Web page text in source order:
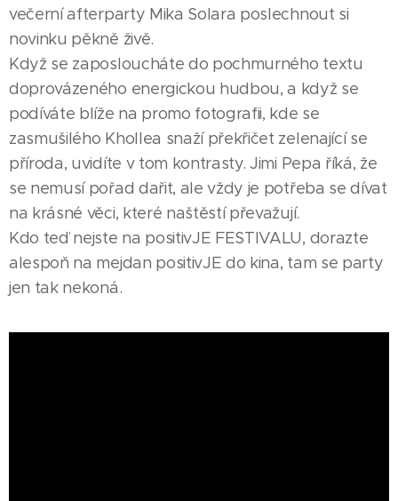
večerní afterparty Mika Solara poslechnout si
novinku pěkně živě.
Když se zaposloucháte do pochmurného textu
doprovázeného energickou hudbou, a když se
podíváte blíže na promo fotografii, kde se
zasmušilého Khollea snaží překřičet zelenající se
příroda, uvidíte v tom kontrasty. Jimi Pepa říká, že
se nemusí pořad dařit, ale vždy je potřeba se dívat
na krásné věci, které naštěstí převažují.
Kdo teď nejste na positivJE FESTIVALU, dorazte
alespoň na mejdan positivJE do kina, tam se party
jen tak nekoná.